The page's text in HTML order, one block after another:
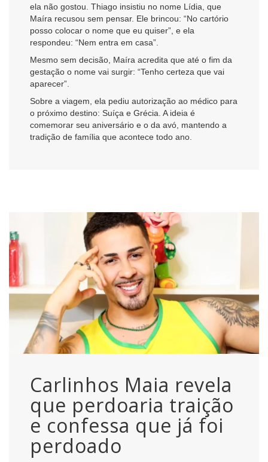
ela não gostou. Thiago insistiu no nome Lídia, que
Maíra recusou sem pensar. Ele brincou: “No cartório
posso colocar o nome que eu quiser”, e ela
respondeu: “Nem entra em casa”.
Mesmo sem decisão, Maíra acredita que até o fim da
gestação o nome vai surgir: “Tenho certeza que vai
aparecer”.
Sobre a viagem, ela pediu autorização ao médico para
o próximo destino: Suíça e Grécia. A ideia é
comemorar seu aniversário e o da avó, mantendo a
tradição de família que acontece todo ano.
Carlinhos Maia revela
que perdoaria traição
e confessa que já foi
perdoado